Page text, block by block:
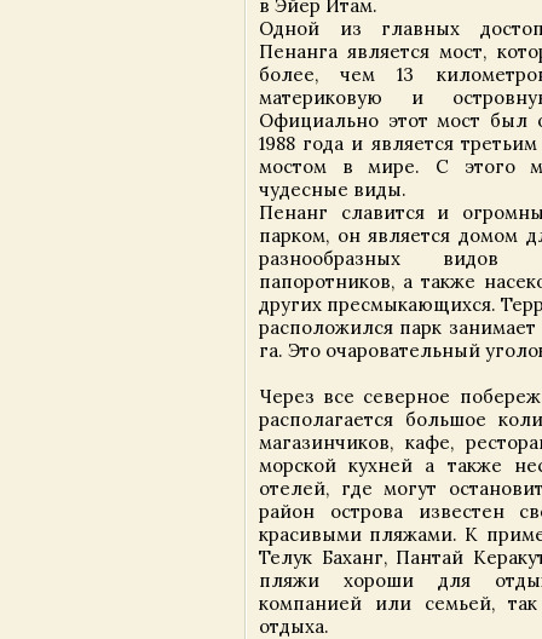
в Эйер Итам.
Одной из главных
Пенанга является мост,
более, чем 13
материковую и
Официально этот мост был
1988 года и является
мостом в мире. С этого
чудесные виды.
Пенанг славится и
парком, он является домом
разнообразных видов
папоротников, а также
других пресмыкающихся.
расположился парк
га. Это очаровательный
Через все северное
располагается большое
магазинчиков, кафе,
морской кухней а также
отелей, где могут
район острова известен
красивыми пляжами. К
Телук Баханг, Пантай
пляжи хороши для
компанией или семьей,
отдыха.